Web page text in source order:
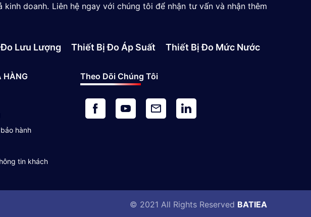
doanh. Liên hệ ngay với chúng tôi để nhận tư vấn và nhận thêm
Lưu Lượng Thiết Bị Đo Áp Suất Thiết Bị Đo Mức Nước
HÀNG
hành
tin khách
Theo Dõi Chúng Tôi
© 2021 All Rights Reserved BATIEA